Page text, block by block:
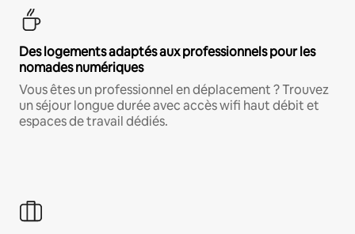
Des logements adaptés aux professionnels pour les
nomades numériques
Vous êtes un professionnel en déplacement ? Trouvez
un séjour longue durée avec accès wifi haut débit et
espaces de travail dédiés.